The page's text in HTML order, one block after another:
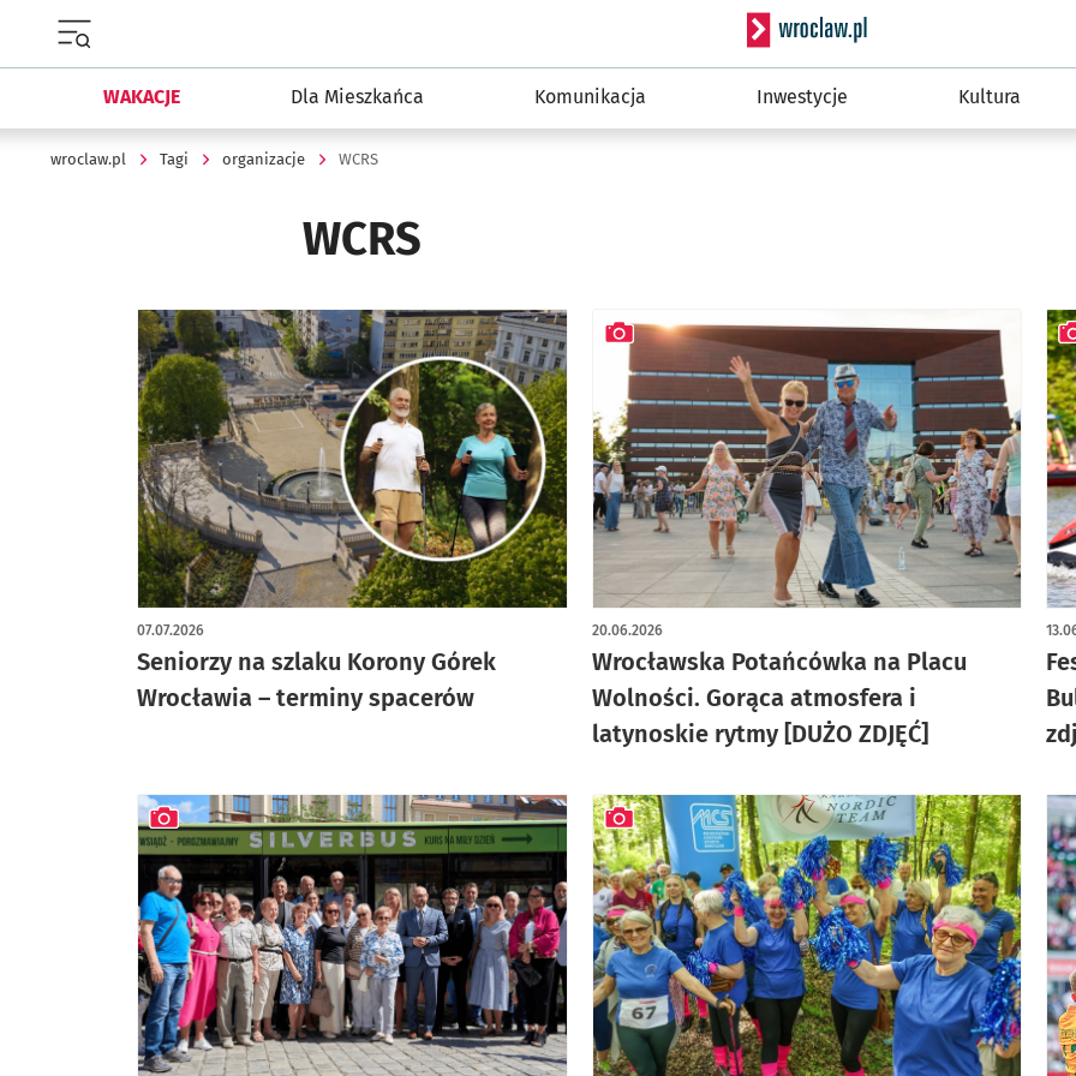
Serwis informacyjny
WAKACJE Dla Mieszkańca Komunikacja Inwestycje Kultura
wroclaw.pl Tagi organizacje WCRS
WCRS
Seniorzy na szlaku Korony Górek
Wrocławia – terminy spacerów
07.07.2026
Wrocławska Potańcówka na Placu
Wolności. Gorąca atmosfera i
latynoskie rytmy [DUŻO ZDJĘĆ]
20.06.2026
artykuł z galerią zdjęć